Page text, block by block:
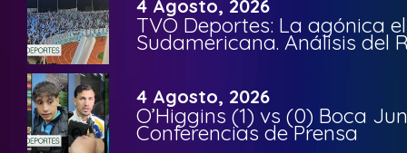
4 Agosto, 2026
TVO Deportes: La agónica
Sudamericana. Análisis del
4 Agosto, 2026
O’Higgins (1) vs (0) Boca
Conferencias de Prensa